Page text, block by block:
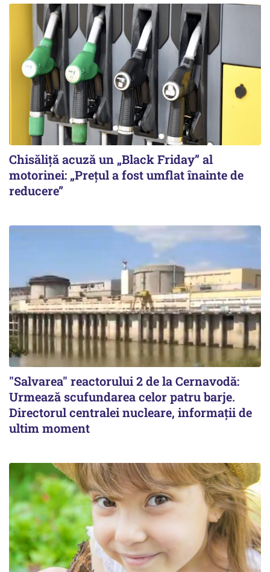
Chisăliță acuză un „Black Friday” al
motorinei: „Prețul a fost umflat înainte de
reducere”
"Salvarea" reactorului 2 de la Cernavodă:
Urmează scufundarea celor patru barje.
Directorul centralei nucleare, informații de
ultim moment